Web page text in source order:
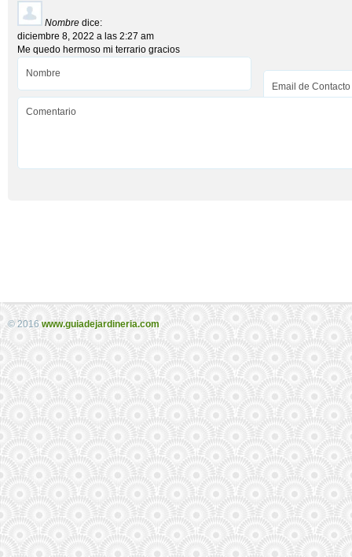
Nombre dice:
diciembre 8, 2022 a las 2:27 am
Me quedo hermoso mi terrario gracios
© 2016 www.guiadejardineria.com